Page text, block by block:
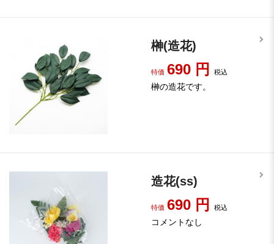
榊(造花)
特価 690 円 税込
榊の造花です。
造花(ss)
特価 690 円 税込
コメントなし